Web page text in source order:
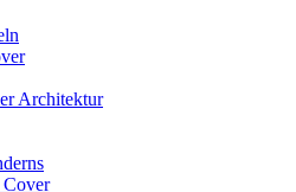
Architektur